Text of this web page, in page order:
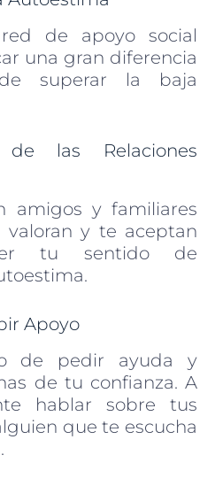
de apoyo social
una gran diferencia
superar la baja
las Relaciones
amigos y familiares
y te aceptan
tu sentido de
Apoyo
de pedir ayuda y
de tu confianza. A
hablar sobre tus
que te escucha